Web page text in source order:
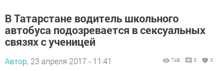
В Татарстане водитель школьного
автобуса подозревается в сексуальных
связях с ученицей
Автор, 23 апреля 2017 - 11:41 748 0 0